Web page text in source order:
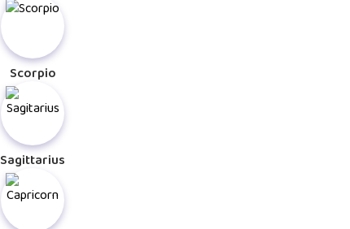
Scorpio
Sagittarius